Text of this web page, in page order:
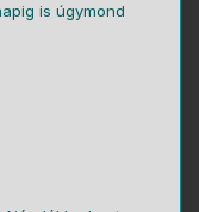
is úgymond